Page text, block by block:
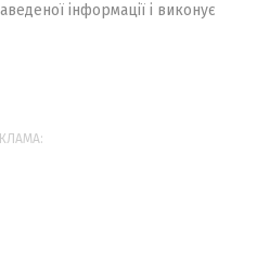
інформації і виконує